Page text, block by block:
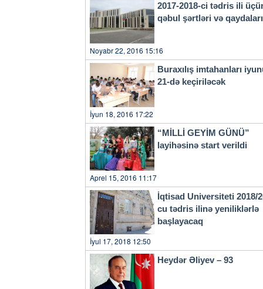
sakinlərinin hər 10
qadın, 8-i isə məktəbli
Kuropatkin kəndləri, 1993-
ədalətsiz müharibədə rayon
243 uşaq valideynlərindən
itirib.İşğal nəticəsində
həmçinin 47 sənaye, 144
2017-2018-ci tədris ili
qəbul şərtləri və
Noyabr 22, 2016 15:16
Buraxılış imtahanları
21-də keçiriləcək
İyun 18, 2016 17:22
“MİLLİ GEYİM GÜNÜ”
layihəsinə start verildi
Aprel 15, 2016 11:17
İqtisad Universiteti 2018/
cu tədris ilinə yeniliklərlə
başlayacaq
İyul 17, 2018 12:50
Heydər Əliyev – 93